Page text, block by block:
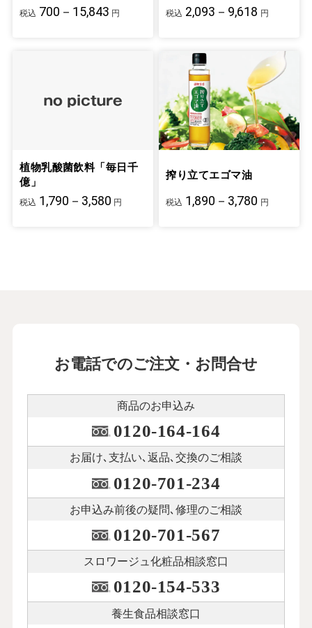
税込 700－15,843 円 税込 2,093－9,618 円
植物乳酸菌飲料「毎日千
億」
税込 1,790－3,580 円
搾り立てエゴマ油
税込 1,890－3,780 円
お電話でのご注文・お問合せ
商品のお申込み
0120-164-164
お届け､支払い､ 返品､交換のご相談
0120-701-234
お申込み前後の疑問､修理のご相談
0120-701-567
スロワージュ化粧品相談窓口
0120-154-533
養生食品相談窓口